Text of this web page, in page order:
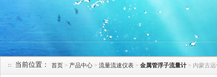
当前位置： 首页 > 产品中心 > 流量流速仪表 > 金属管浮子流量计 > 内蒙古